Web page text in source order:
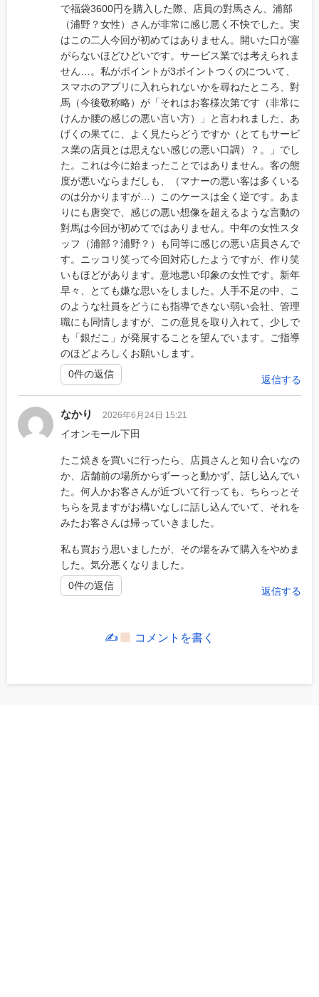
で福袋3600円を購入した際、店員の對馬さん、浦部
（浦野？女性）さんが非常に感じ悪く不快でした。実
はこの二人今回が初めてはありません。開いた口が塞
がらないほどひどいです。サービス業では考えられま
せん…。私がポイントが3ポイントつくのについて、
スマホのアプリに入れられないかを尋ねたところ、對
馬（今後敬称略）が「それはお客様次第です（非常に
けんか腰の感じの悪い言い方）」と言われました、あ
げくの果てに、よく見たらどうですか（とてもサービ
ス業の店員とは思えない感じの悪い口調）？。」でし
た。これは今に始まったことではありません。客の態
度が悪いならまだしも、（マナーの悪い客は多くいる
のは分かりますが…）このケースは全く逆です。あま
りにも唐突で、感じの悪い想像を超えるような言動の
對馬は今回が初めてではありません。中年の女性スタ
ッフ（浦部？浦野？）も同等に感じの悪い店員さんで
す。ニッコリ笑って今回対応したようですが、作り笑
いもほどがあります。意地悪い印象の女性です。新年
早々、とても嫌な思いをしました。人手不足の中、こ
のような社員をどうにも指導できない弱い会社、管理
職にも同情しますが、この意見を取り入れて、少しで
も「銀だこ」が発展することを望んでいます。ご指導
のほどよろしくお願いします。
返信する
0件の返信
なかり 2026年6月24日 15:21
イオンモール下田
たこ焼きを買いに行ったら、店員さんと知り合いなの
か、店舗前の場所からずーっと動かず、話し込んでい
た。何人かお客さんが近づいて行っても、ちらっとそ
ちらを見ますがお構いなしに話し込んでいて、それを
みたお客さんは帰っていきました。
私も買おう思いましたが、その場をみて購入をやめま
した。気分悪くなりました。
返信する
0件の返信
✍ コメントを書く